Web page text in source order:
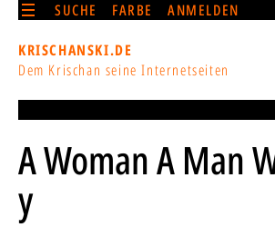
SUCHE FARBE ANMELDEN
KRISCHANSKI.DE
Dem Krischan seine Internetseiten
A Woman A Man
y